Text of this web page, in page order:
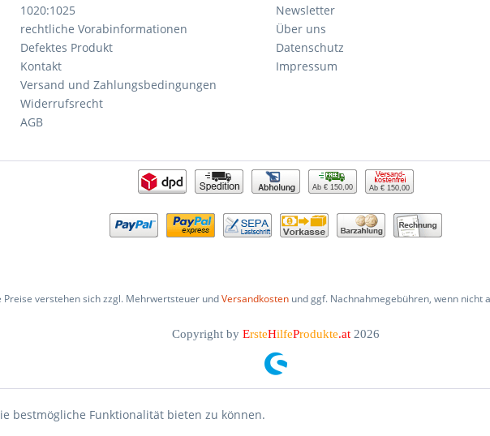
1020:1025
rechtliche Vorabinformationen
Defektes Produkt
Kontakt
Versand und Zahlungsbedingungen
Widerrufsrecht
AGB
Newsletter
Über uns
Datenschutz
Impressum
Ab € 150,00 Ab € 150,00
Preise verstehen sich zzgl. Mehrwertsteuer undVersandkosten und ggf. Nachnahmegebühren, wenn nicht
Copyright by ErsteHilfeProdukte.at 2026
bestmögliche Funktionalität bieten zu können.